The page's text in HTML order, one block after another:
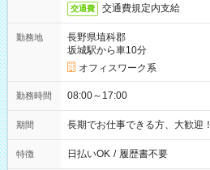
交通費 交通費規定内支給
勤務地
長野県埴科郡
坂城駅から車10分
オフィスワーク系
勤務時間 08:00～17:00
期間 長期でお仕事できる方、大歓迎！
特徴 日払いOK / 履歴書不要